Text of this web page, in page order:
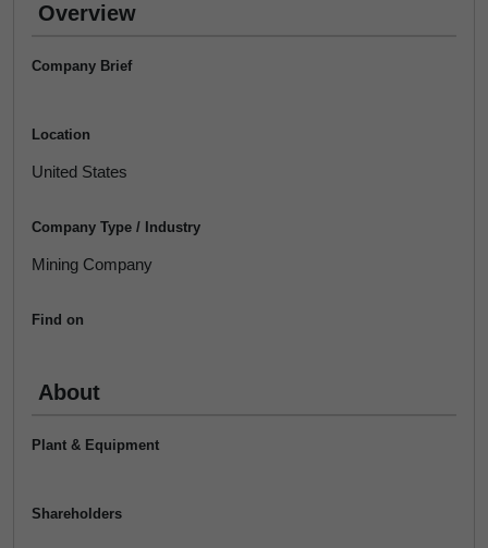
Overview
Company Brief
Location
United States
Company Type / Industry
Mining Company
Find on
About
Plant & Equipment
Shareholders